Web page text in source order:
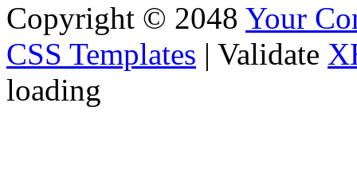
Copyright © 2048 Your
CSS Templates | Validate
loading